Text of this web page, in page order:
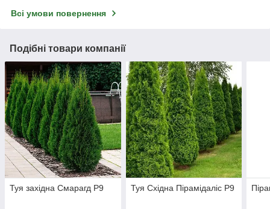
Всі умови повернення
Подібні товари компанії
Туя західна Смарагд Р9 Туя Східна Пірамідаліс Р9